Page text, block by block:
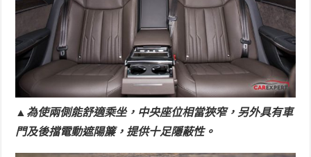
▲為使兩側能舒適乘坐，中央座位相當狹窄，另外具有車
門及後擋電動遮陽簾，提供十足隱蔽性。